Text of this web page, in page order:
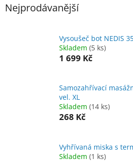
Nejprodávanější
Vysoušeč bot NEDIS
Skladem (5 ks)
1 699 Kč
Samozahřívací
vel. XL
Skladem (14 ks)
268 Kč
Vyhřívaná miska s
Skladem (1 ks)